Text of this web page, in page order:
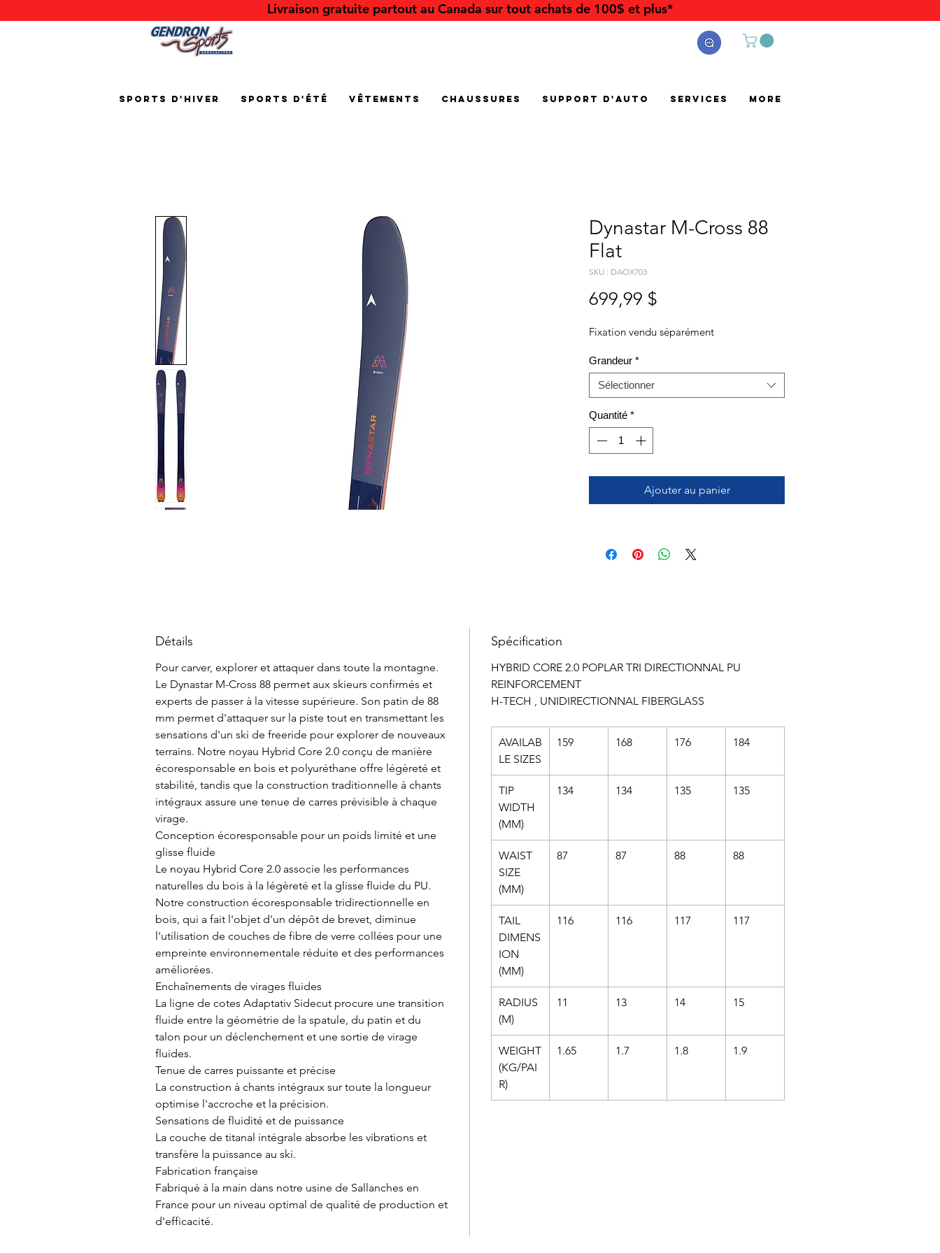
Livraison gratuite partout au Canada sur tout achats de 100$ et plus*
Sports d'hiver Sports d'été Vêtements Chaussures Support d'auto Services More
Dynastar M-Cross 88
Flat
SKU : DAOX703
699,99 $
Fixation vendu séparément
Grandeur *
Sélectionner
Quantité *
Ajouter au panier
Détails
Pour carver, explorer et attaquer dans toute la montagne.
Le Dynastar M-Cross 88 permet aux skieurs confirmés et
experts de passer à la vitesse supérieure. Son patin de 88
mm permet d'attaquer sur la piste tout en transmettant les
sensations d'un ski de freeride pour explorer de nouveaux
terrains. Notre noyau Hybrid Core 2.0 conçu de manière
écoresponsable en bois et polyuréthane offre légèreté et
stabilité, tandis que la construction traditionnelle à chants
intégraux assure une tenue de carres prévisible à chaque
virage.
Conception écoresponsable pour un poids limité et une
glisse fluide
Le noyau Hybrid Core 2.0 associe les performances
naturelles du bois à la légèreté et la glisse fluide du PU.
Notre construction écoresponsable tridirectionnelle en
bois, qui a fait l'objet d'un dépôt de brevet, diminue
l'utilisation de couches de fibre de verre collées pour une
empreinte environnementale réduite et des performances
améliorées.
Enchaînements de virages fluides
La ligne de cotes Adaptativ Sidecut procure une transition
fluide entre la géométrie de la spatule, du patin et du
talon pour un déclenchement et une sortie de virage
fluides.
Tenue de carres puissante et précise
La construction à chants intégraux sur toute la longueur
optimise l'accroche et la précision.
Sensations de fluidité et de puissance
La couche de titanal intégrale absorbe les vibrations et
transfère la puissance au ski.
Fabrication française
Fabriqué à la main dans notre usine de Sallanches en
France pour un niveau optimal de qualité de production et
d'efficacité.
Spécification
HYBRID CORE 2.0 POPLAR TRI DIRECTIONNAL PU
REINFORCEMENT
H-TECH , UNIDIRECTIONNAL FIBERGLASS
AVAILAB
LE SIZES
159 168 176 184
TIP
WIDTH
(MM)
134 134 135 135
WAIST
SIZE
(MM)
87 87 88 88
TAIL
DIMENS
ION
(MM)
116 116 117 117
RADIUS
(M)
11 13 14 15
WEIGHT
(KG/PAI
R)
1.65 1.7 1.8 1.9